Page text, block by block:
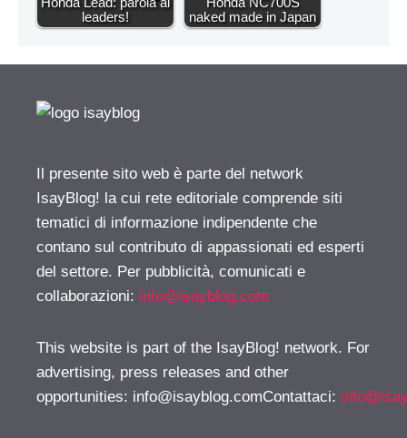
leaders!
naked made in Japan
Il presente sito web è parte del network
IsayBlog! la cui rete editoriale comprende siti
tematici di informazione indipendente che
contano sul contributo di appassionati ed esperti
del settore. Per pubblicità, comunicati e
collaborazioni: info@isayblog.com
This website is part of the IsayBlog! network. For
advertising, press releases and other
opportunities: info@isayblog.comContattaci: